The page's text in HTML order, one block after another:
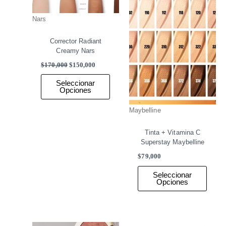
Nars
Corrector Radiant
Creamy Nars
$170,000 $150,000
Seleccionar
Opciones
la
página
producto
Maybelline
Tinta + Vitamina C
Superstay Maybelline
$79,000
Seleccionar
Opciones
la
de